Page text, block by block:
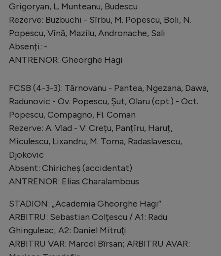
Grigoryan, L. Munteanu, Budescu
Rezerve: Buzbuchi - Sîrbu, M. Popescu, Boli, N.
Popescu, Vînă, Mazilu, Andronache, Sali
Absenți: -
ANTRENOR: Gheorghe Hagi
FCSB (4-3-3): Târnovanu - Pantea, Ngezana, Dawa,
Radunovic - Ov. Popescu, Șut, Olaru (cpt.) - Oct.
Popescu, Compagno, Fl. Coman
Rezerve: A. Vlad - V. Crețu, Panțîru, Haruț,
Miculescu, Lixandru, M. Toma, Radaslavescu,
Djokovic
Absent: Chiricheş (accidentat)
ANTRENOR: Elias Charalambous
STADION: „Academia Gheorghe Hagi”
ARBITRU: Sebastian Colțescu / A1: Radu
Ghinguleac; A2: Daniel Mitruţi
ARBITRU VAR: Marcel Bîrsan; ARBITRU AVAR: